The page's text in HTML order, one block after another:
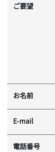
ご要望
お名前
E-mail
電話番号